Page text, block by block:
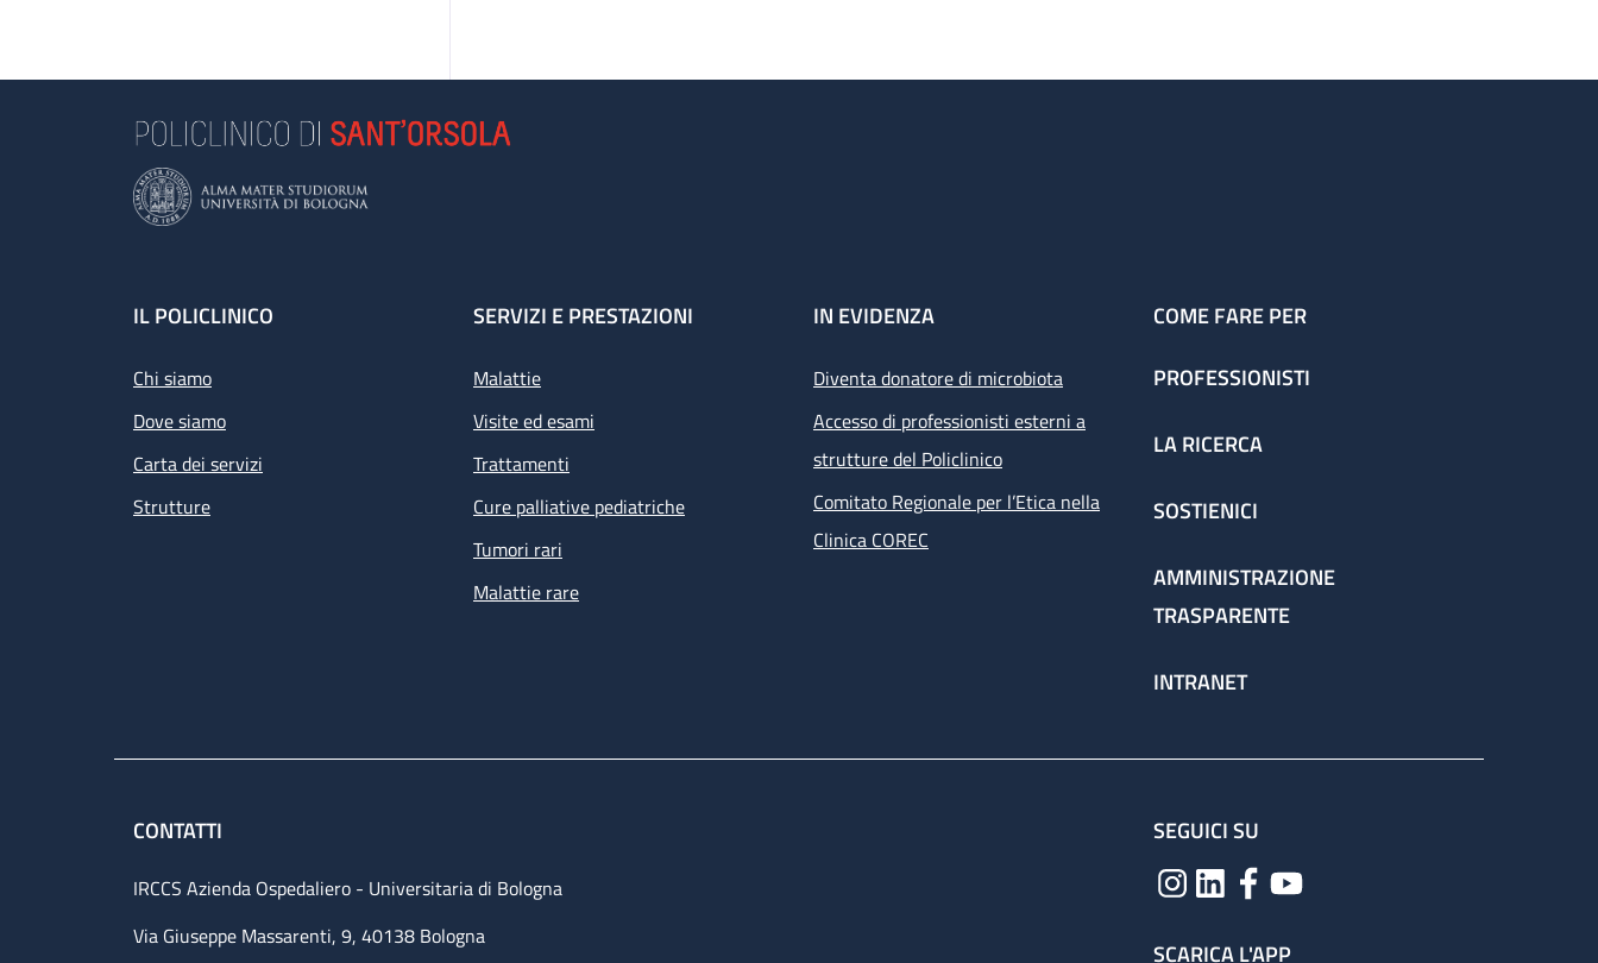
Footer
IL POLICLINICO
Chi siamo
Dove siamo
Carta dei servizi
Strutture
SERVIZI E PRESTAZIONI
Malattie
Visite ed esami
Trattamenti
Cure palliative pediatriche
Tumori rari
Malattie rare
IN EVIDENZA
Diventa donatore di microbiota
Accesso di professionisti esterni a
strutture del Policlinico
Comitato Regionale per l’Etica nella
Clinica COREC
COME FARE PER
PROFESSIONISTI
LA RICERCA
SOSTIENICI
AMMINISTRAZIONE
TRASPARENTE
INTRANET
CONTATTI
IRCCS Azienda Ospedaliero - Universitaria di Bologna
Via Giuseppe Massarenti, 9, 40138 Bologna
SEGUICI SU
SCARICA L'APP